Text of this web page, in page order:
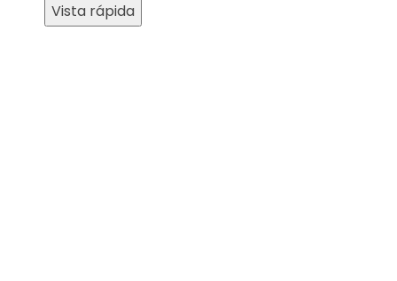
Vista rápida